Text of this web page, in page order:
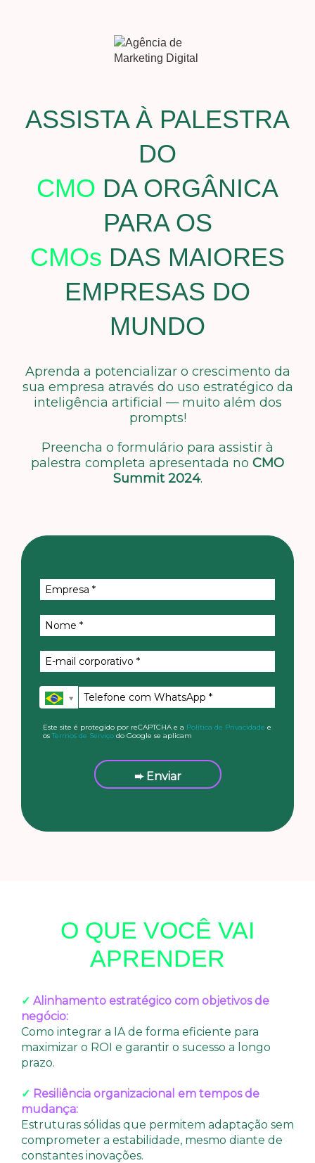
ASSISTA À PALESTRA
DO
CM O DA ORGÂNICA
PARA OS
CMOs DAS MAIORES
EMPRESAS DO
MUNDO
Aprenda a potencializar o crescimento da
sua empresa através do uso estratégico da
inteligência artificial — muito além dos
prompts!
Preencha o formulário para assistir à
palestra completa apresentada no CMO
Summit 2024.
Este site é protegido por reCAPTCHA e a Política de Privacidade e
os Termos de Serviço do Google se aplicam
➨ Enviar
O QUE VOCÊ VAI
APRENDER
✓ Alinhamento estratégico com objetivos de
negócio:
Como integrar a IA de forma eficiente para
maximizar o ROI e garantir o sucesso a longo
prazo.
✓ Resiliência organizacional em tempos de
mudança:
Estruturas sólidas que permitem adaptação sem
comprometer a estabilidade, mesmo diante de
constantes inovações.